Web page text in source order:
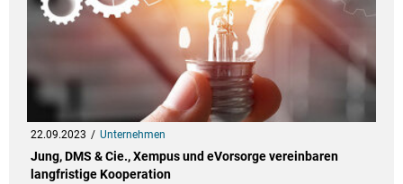
22.09.2023 Unternehmen
Jung, DMS & Cie., Xempus und eVorsorge vereinbaren
langfristige Kooperation